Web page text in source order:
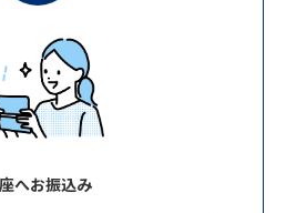
へお振込み